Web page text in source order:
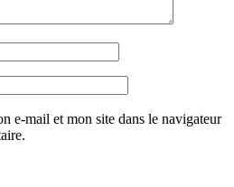
e-mail et mon site dans le navigateur